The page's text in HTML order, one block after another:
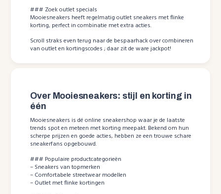
### Zoek outlet specials
Mooiesneakers heeft regelmatig outlet sneakers met flinke
korting, perfect in combinatie met extra acties.
Scroll straks even terug naar de bespaarhack over combineren
van outlet en kortingscodes ; daar zit de ware jackpot!
Over Mooiesneakers: stijl en korting in
één
Mooiesneakers is dé online sneakershop waar je de laatste
trends spot en meteen met korting meepakt. Bekend om hun
scherpe prijzen en goede acties, hebben ze een trouwe schare
sneakerfans opgebouwd.
### Populaire productcategorieën
– Sneakers van topmerken
– Comfortabele streetwear modellen
– Outlet met flinke kortingen